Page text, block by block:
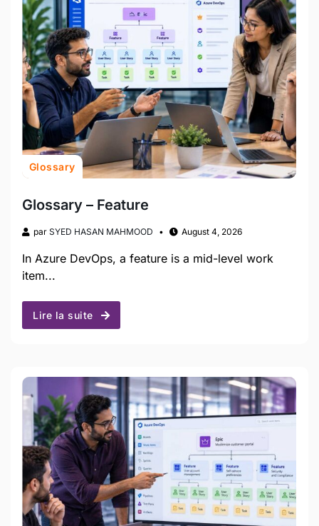
Glossary
Glossary – Feature
par SYED HASAN MAHMOOD August 4, 2026
In Azure DevOps, a feature is a mid-level work
item...
Lire la suite